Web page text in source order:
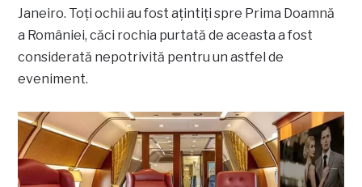
Janeiro. Toți ochii au fost ațintiți spre Prima Doamnă
a României, căci rochia purtată de aceasta a fost
considerată nepotrivită pentru un astfel de
eveniment.